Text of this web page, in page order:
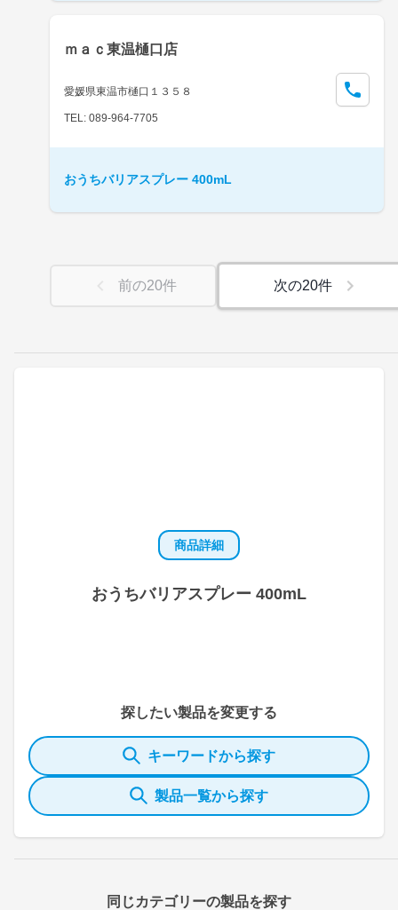
商品詳細
おうちバリアスプレー 400mL
探したい製品を変更する
キーワードから探す
製品一覧から探す
同じカテゴリーの製品を探す
ｍａｃ東温樋口店
愛媛県東温市樋口１３５８
TEL: 089-964-7705
おうちバリアスプレー 400mL
前の20件 次の20件